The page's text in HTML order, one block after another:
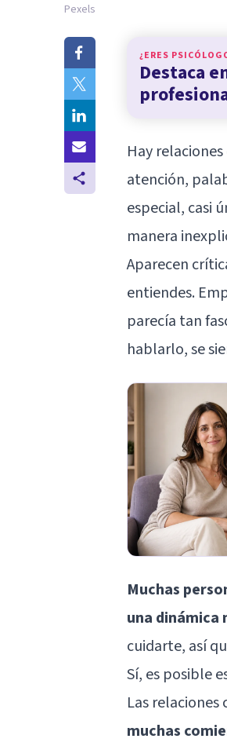
Pexels
¿ERES
Destaca
Hay
atención,
especial, casi
manera
Aparecen
entiendes.
parecía tan
hablarlo, se
Muchas
una dinámica
cuidarte, así
Sí, es posible
Las
muchas